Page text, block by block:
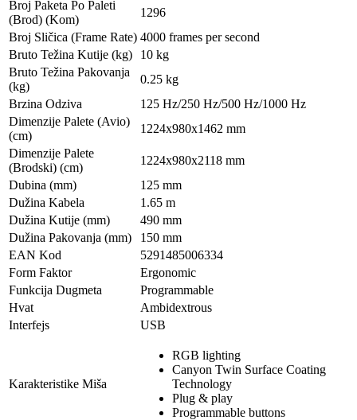
Broj Paketa Po Paleti
(Brod) (Kom)
1296
Broj Sličica (Frame Rate) 4000 frames per second
Bruto Težina Kutije (kg)
10 kg
Bruto Težina Pakovanja
(kg)
0.25 kg
Brzina Odziva
125 Hz/250 Hz/500 Hz/1000 Hz
Dimenzije Palete (Avio)
(cm)
1224x980x1462 mm
Dimenzije Palete
(Brodski) (cm)
1224x980x2118 mm
Dubina (mm)
125 mm
Dužina Kabela
1.65 m
Dužina Kutije (mm)
490 mm
Dužina Pakovanja (mm)
150 mm
EAN Kod
5291485006334
Form Faktor
Ergonomic
Funkcija Dugmeta
Programmable
Hvat
Ambidextrous
Interfejs
USB
Karakteristike Miša
RGB lighting
Canyon Twin Surface Coating
Technology
Plug & play
Programmable buttons